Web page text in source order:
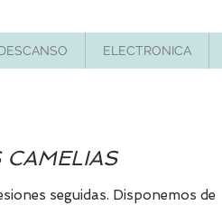
ELECTRONICA
seguidas. Disponemos de